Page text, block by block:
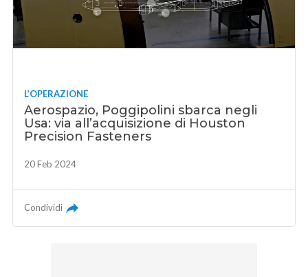
L’OPERAZIONE
Aerospazio, Poggipolini sbarca negli
Usa: via all’acquisizione di Houston
Precision Fasteners
20 Feb 2024
Condividi